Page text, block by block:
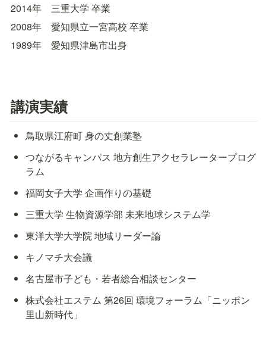
2014年　三重大学 卒業
2008年　愛知県立一宮高校 卒業
1989年　愛知県津島市出身
講演実績
鳥取県江府町 身の丈創業塾
つながるキャンパス 地方創生アクセラレータープログ
ラム
福岡女子大学 企画作りの基礎
三重大学 生物資源学部 未来地球システム学
東洋大学大学院 地域リーダー論
キノマチ大会議
名古屋市子ども・若者総合相談センター
株式会社エステム 第26回 環境フォーラム「ニッポン
里山新時代」